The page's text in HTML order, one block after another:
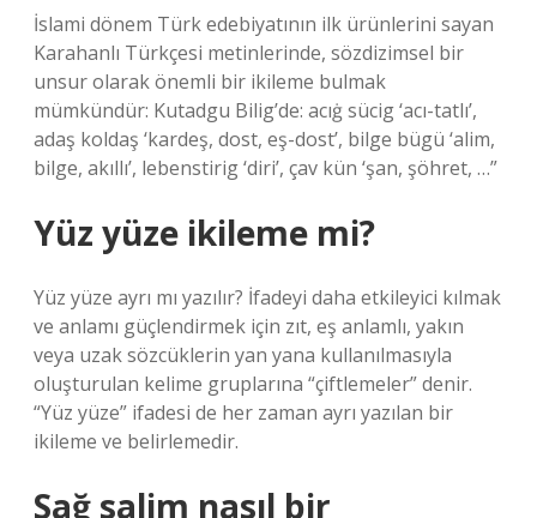
İslami dönem Türk edebiyatının ilk ürünlerini sayan
Karahanlı Türkçesi metinlerinde, sözdizimsel bir
unsur olarak önemli bir ikileme bulmak
mümkündür: Kutadgu Bilig’de: acıġ sücig ‘acı-tatlı’,
adaş koldaş ‘kardeş, dost, eş-dost’, bilge bügü ‘alim,
bilge, akıllı’, lebenstirig ‘diri’, çav kün ‘şan, şöhret, …”
Yüz yüze ikileme mi?
Yüz yüze ayrı mı yazılır? İfadeyi daha etkileyici kılmak
ve anlamı güçlendirmek için zıt, eş anlamlı, yakın
veya uzak sözcüklerin yan yana kullanılmasıyla
oluşturulan kelime gruplarına “çiftlemeler” denir.
“Yüz yüze” ifadesi de her zaman ayrı yazılan bir
ikileme ve belirlemedir.
Sağ salim nasıl bir